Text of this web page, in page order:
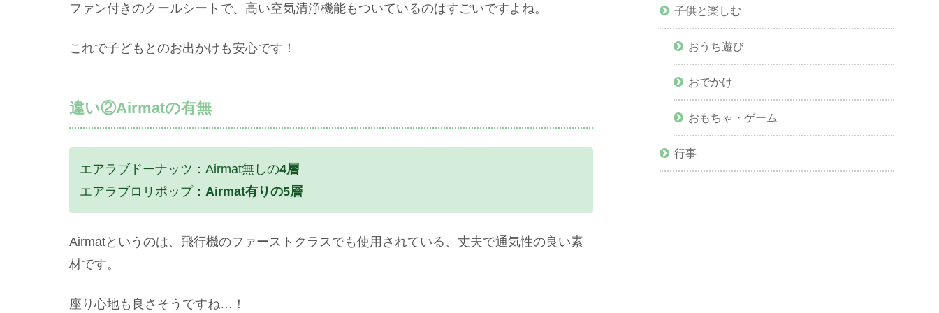
ファン付きのクールシートで、高い空気清浄機能もついているのはすごいですよね。
これで子どもとのお出かけも安心です！
違い②Airmatの有無
エアラブドーナッツ：Airmat無しの4層
エアラブロリポップ： Airmat有りの5層
Airmatというのは、飛行機のファーストクラスでも使用されている、丈夫で通気性の良い素
材です。
座り心地も良さそうですね…！
子供と楽しむ
おうち遊び
おでかけ
おもちゃ・ゲーム
行事